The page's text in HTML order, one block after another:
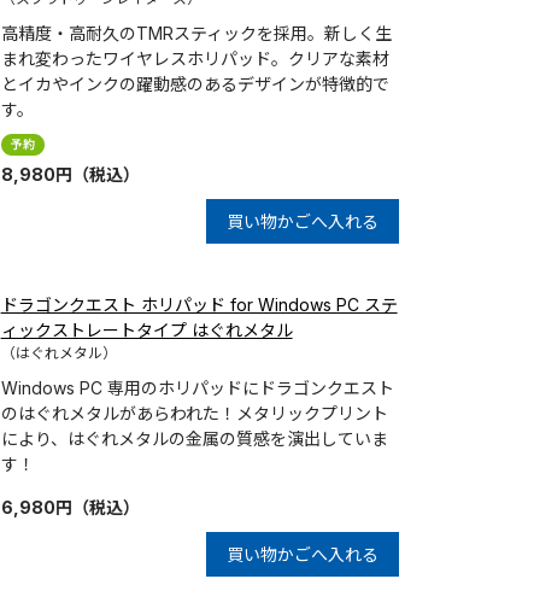
高精度・高耐久のTMRスティックを採用。新しく生
まれ変わったワイヤレスホリパッド。クリアな素材
とイカやインクの躍動感のあるデザインが特徴的で
す。
8,980円 （税込）
買い物かごへ入れる
ドラゴンクエスト ホリパッド for Windows PC ステ
ィックストレートタイプ はぐれメタル
（はぐれメタル）
Windows PC 専用のホリパッドにドラゴンクエスト
のはぐれメタルがあらわれた！メタリックプリント
により、はぐれメタルの金属の質感を演出していま
す！
6,980円 （税込）
買い物かごへ入れる